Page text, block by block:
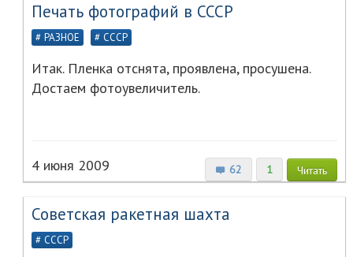
Печать фотографий в СССР
РАЗНОЕ СССР
Итак. Пленка отснята, проявлена, просушена.
Достаем фотоувеличитель.
62 1 Читать
4 июня 2009
Советская ракетная шахта
СССР